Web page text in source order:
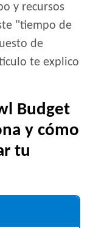
y recursos
"tiempo de
de
te explico
Budget
y cómo
tu